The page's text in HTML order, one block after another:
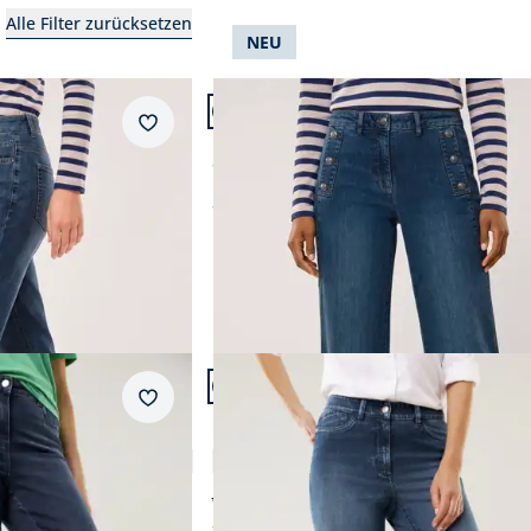
Braun
Grau
Rot
Schwarz
Weiß
Regular Fit
Feminine Fit
Slim Fit
Abbrechen
Alle Filter zurücksetzen
Merkzettel
Artikel 2 von 23.
Passform Regular Fit.
NEU
Regular Fit
Sailor Marlene Jeans
ab
€ 129,99
Merkzettel
Artikel 5 von 23.
Passform Regular Fit.
Regular Fit
Bi-Stretch-Jeans Softtouch
4,8 (56)
ab € 109,99
ab (-9%)